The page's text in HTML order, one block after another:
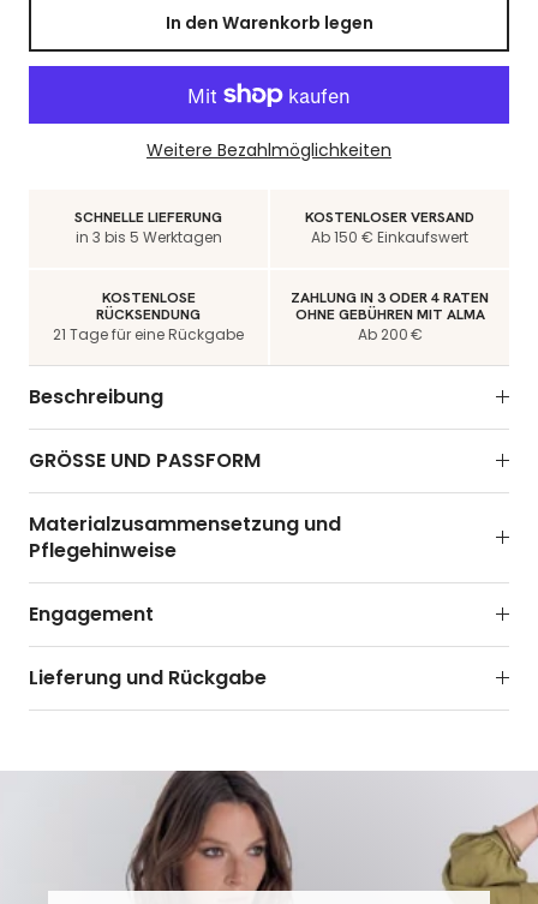
In den Warenkorb legen
Weitere Bezahlmöglichkeiten
SCHNELLE LIEFERUNG
in 3 bis 5 Werktagen
KOSTENLOSER VERSAND
Ab 150 € Einkaufswert
KOSTENLOSE
RÜCKSENDUNG
21 Tage für eine Rückgabe
ZAHLUNG IN 3 ODER 4 RATEN
OHNE GEBÜHREN MIT ALMA
Ab 200 €
Beschreibung
GRÖSSE UND PASSFORM
Materialzusammensetzung und
Pflegehinweise
Engagement
Lieferung und Rückgabe